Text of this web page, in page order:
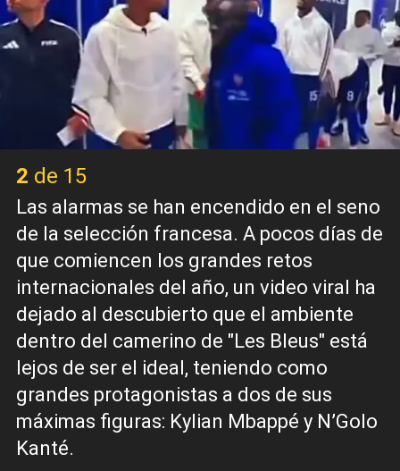
2 de 15
Las alarmas se han encendido en el seno
de la selección francesa. A pocos días de
que comiencen los grandes retos
internacionales del año, un video viral ha
dejado al descubierto que el ambiente
dentro del camerino de "Les Bleus" está
lejos de ser el ideal, teniendo como
grandes protagonistas a dos de sus
máximas figuras: Kylian Mbappé y N’Golo
Kanté.